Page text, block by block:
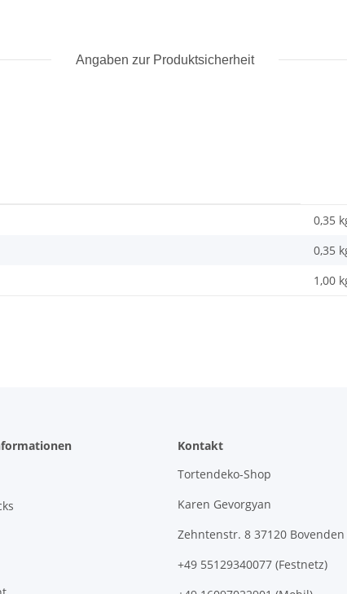
Angaben zur Produktsicherheit
0,35
0,35
1,00
Kontakt
Tortendeko-Shop
Karen Gevorgyan
Zehntenstr. 8 37120 Bovenden
+49 55129340077 (Festnetz)